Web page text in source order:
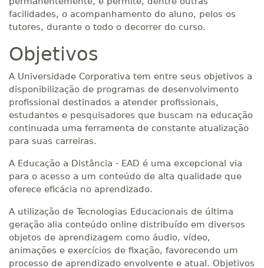
facilidades, o acompanhamento do aluno, pelos os
tutores, durante o todo o decorrer do curso.
Objetivos
A Universidade Corporativa tem entre seus objetivos a
disponibilização de programas de desenvolvimento
profissional destinados a atender profissionais,
estudantes e pesquisadores que buscam na educação
continuada uma ferramenta de constante atualização
para suas carreiras.
A Educação a Distância - EAD é uma excepcional via
para o acesso a um conteúdo de alta qualidade que
oferece eficácia no aprendizado.
A utilização de Tecnologias Educacionais de última
geração alia conteúdo online distribuído em diversos
objetos de aprendizagem como áudio, vídeo,
animações e exercícios de fixação, favorecendo um
processo de aprendizado envolvente e atual. Objetivos